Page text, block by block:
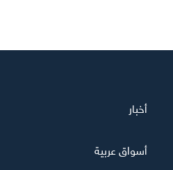
أخبار
أسواق عربية